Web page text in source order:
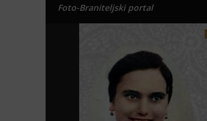
Foto-Braniteljski portal